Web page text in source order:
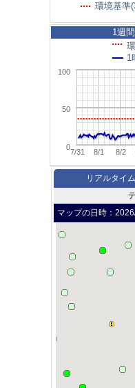
環境基準
7/31 8/1 8/2
0
50
100
1週
1
リアルタイ
マップの日時：